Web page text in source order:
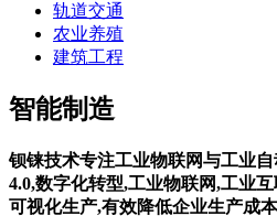
轨道交通
农业养殖
建筑工程
智能制造
钡铼技术专注工业物联网与工业
4.0,数字化转型,工业物联网,工业
可视化生产,有效降低企业生产成